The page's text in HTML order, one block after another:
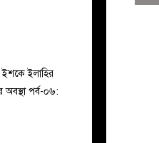
ইলাহির
পর্ব-০৬: